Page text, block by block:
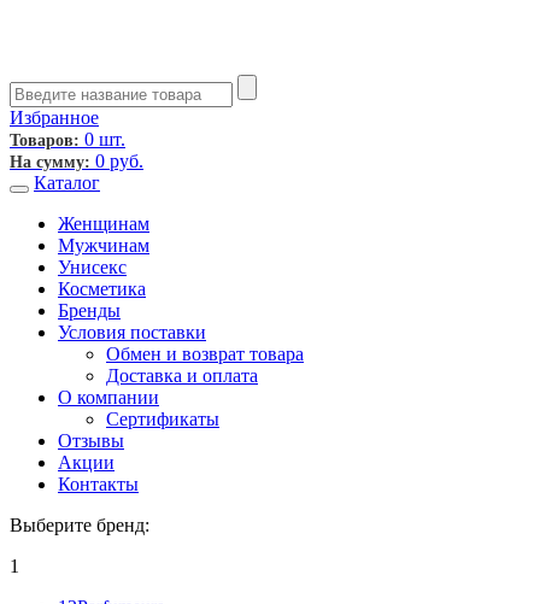
Избранное
Товаров: 0 шт.
На сумму: 0 руб.
Каталог
Женщинам
Мужчинам
Унисекс
Косметика
Бренды
Условия поставки
Обмен и возврат товара
Доставка и оплата
О компании
Сертификаты
Отзывы
Акции
Контакты
Выберите бренд:
1